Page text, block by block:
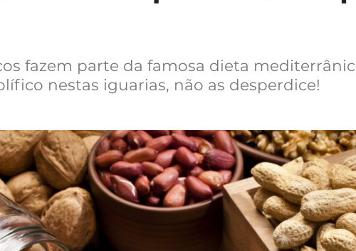
fazem parte da famosa dieta
nestas iguarias, não as desperdice!